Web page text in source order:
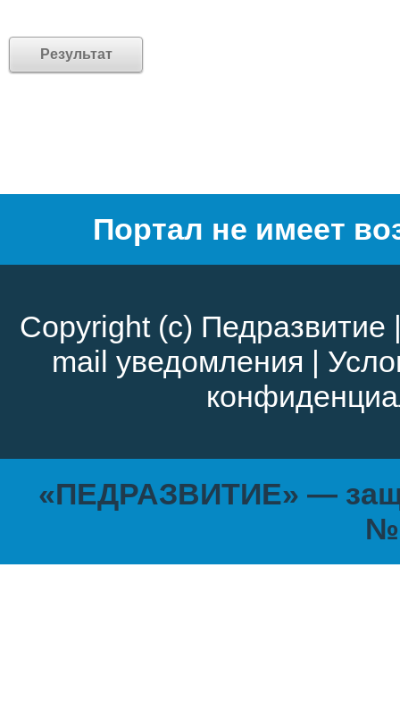
Портал не имеет
Copyright (c) Педразвитие
mail уведомления |
«ПЕДРАЗВИТИЕ» —